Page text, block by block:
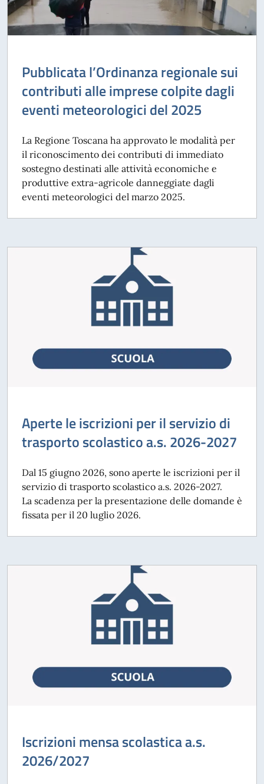
Pubblicata l’Ordinanza regionale sui
contributi alle imprese colpite dagli
eventi meteorologici del 2025
La Regione Toscana ha approvato le modalità per
il riconoscimento dei contributi di immediato
sostegno destinati alle attività economiche e
produttive extra-agricole danneggiate dagli
eventi meteorologici del marzo 2025.
Aperte le iscrizioni per il servizio di
trasporto scolastico a.s. 2026-2027
Dal 15 giugno 2026, sono aperte le iscrizioni per il
servizio di trasporto scolastico a.s. 2026-2027.
La scadenza per la presentazione delle domande è
fissata per il 20 luglio 2026.
Iscrizioni mensa scolastica a.s.
2026/2027